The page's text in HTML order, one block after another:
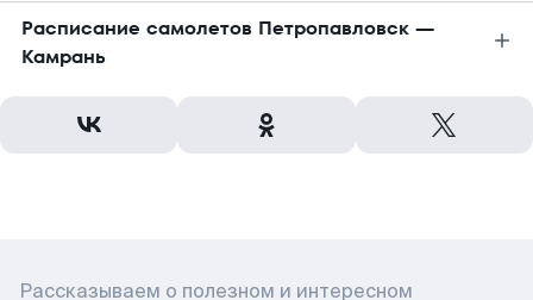
Расписание самолетов Петропавловск —
Камрань
Рассказываем о полезном и интересном